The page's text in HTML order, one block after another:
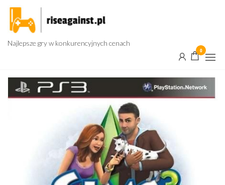
Przejdź
treści
Najlepsze gry w konkurencyjnych cenach
0